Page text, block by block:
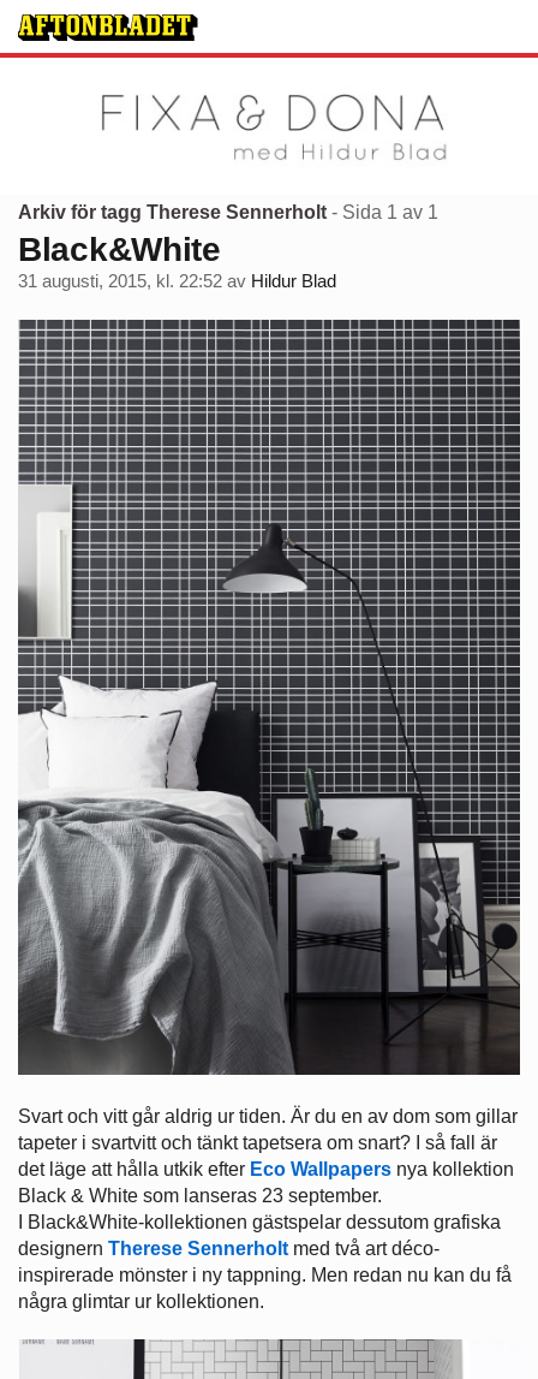
Arkiv för tagg Therese Sennerholt - Sida 1 av 1
Black&White
31 augusti, 2015, kl. 22:52 av Hildur Blad
Svart och vitt går aldrig ur tiden. Är du en av dom som gillar
tapeter i svartvitt och tänkt tapetsera om snart? I så fall är
det läge att hålla utkik efter Eco Wallpapers nya kollektion
Black & White som lanseras 23 september.
I Black&White-kollektionen gästspelar dessutom grafiska
designern Therese Sennerholt med två art déco-
inspirerade mönster i ny tappning. Men redan nu kan du få
några glimtar ur kollektionen.